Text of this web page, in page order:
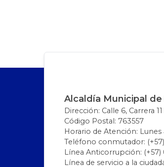
Alcaldía Municipal de
Dirección: Calle 6, Carrera
Código Postal: 763557
Horario de Atención: Lunes
Teléfono conmutador:
Línea Anticorrupción: (+57)
Línea de servicio a la